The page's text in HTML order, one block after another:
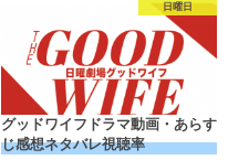
日曜日
グッドワイフドラマ動画・あらす
じ感想ネタバレ視聴率